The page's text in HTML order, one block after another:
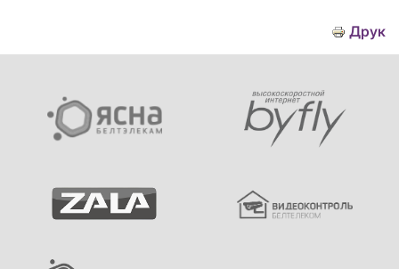
Друк